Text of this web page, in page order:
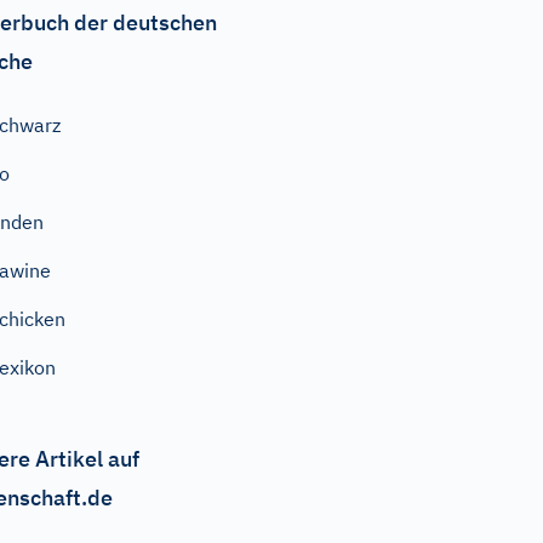
der deutschen
Artikel auf